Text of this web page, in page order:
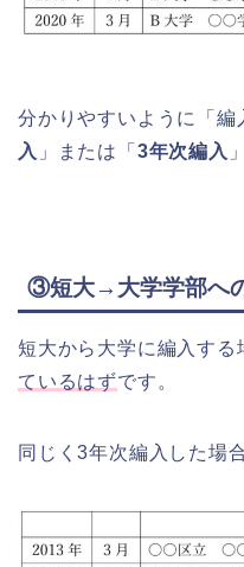
分かりやすいように「編
入 」または「 3年次編入
③短大→大学学部へ
短大から大学に編入する
ているはずです。
同じく3年次編入した場